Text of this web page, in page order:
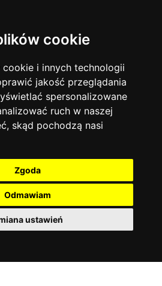
cookie
i innych technologii
jakość przeglądania
spersonalizowane
ruch w naszej
skąd pochodzą nasi
Zgoda
Odmawiam
ustawień
13744
12929
4886
4307
3426
Warszawa
Korepetycje
Online
14840
Kraków 7753
Wrocław
Łódź 3513
Gdańsk 2075